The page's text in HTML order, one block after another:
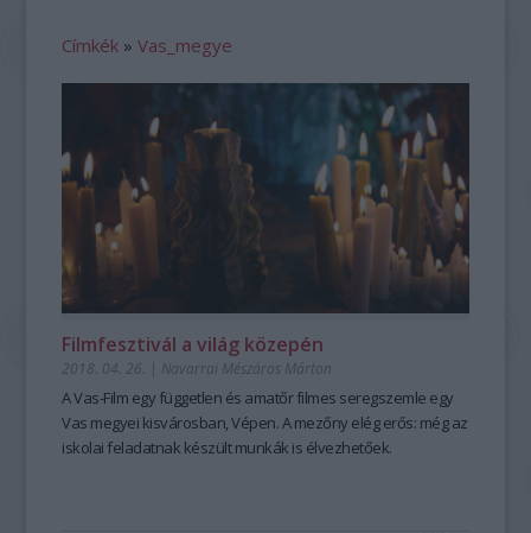
Címkék »Vas_megye
Filmfesztivál a világ közepén
2018. 04. 26. | Navarrai Mészáros Márton
A Vas-Film egy független és amatőr filmes seregszemle egy
Vas megyei kisvárosban, Vépen. A mezőny elég erős: még az
iskolai feladatnak készült munkák is élvezhetőek.